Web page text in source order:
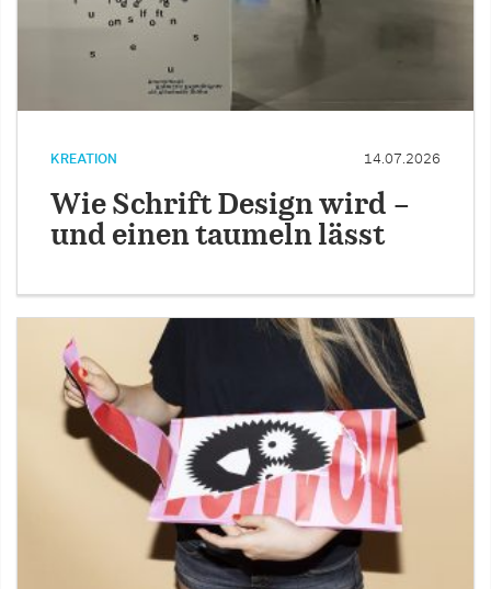
KREATION 14.07.2026
Wie Schrift Design wird –
und einen taumeln lässt